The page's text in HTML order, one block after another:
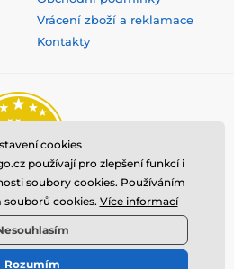
Vrácení zboží a reklamace
Kontakty
⦁ E-shop vytvořila
cookies
používají pro zlepšení funkcí i
soubory cookies. Používáním
cookies. Více informací
Rozumím